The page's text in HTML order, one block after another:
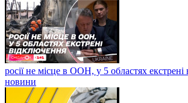
росії не місце в ООН, у 5 областях
новини